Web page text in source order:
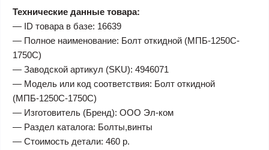
Технические данные товара:
— ID товара в базе: 16639
— Полное наименование: Болт откидной (МПБ-1250C-
1750C)
— Заводской артикул (SKU): 4946071
— Модель или код соответствия: Болт откидной
(МПБ-1250C-1750C)
— Изготовитель (Бренд): ООО Эл-ком
— Раздел каталога: Болты,винты
— Стоимость детали: 460 р.